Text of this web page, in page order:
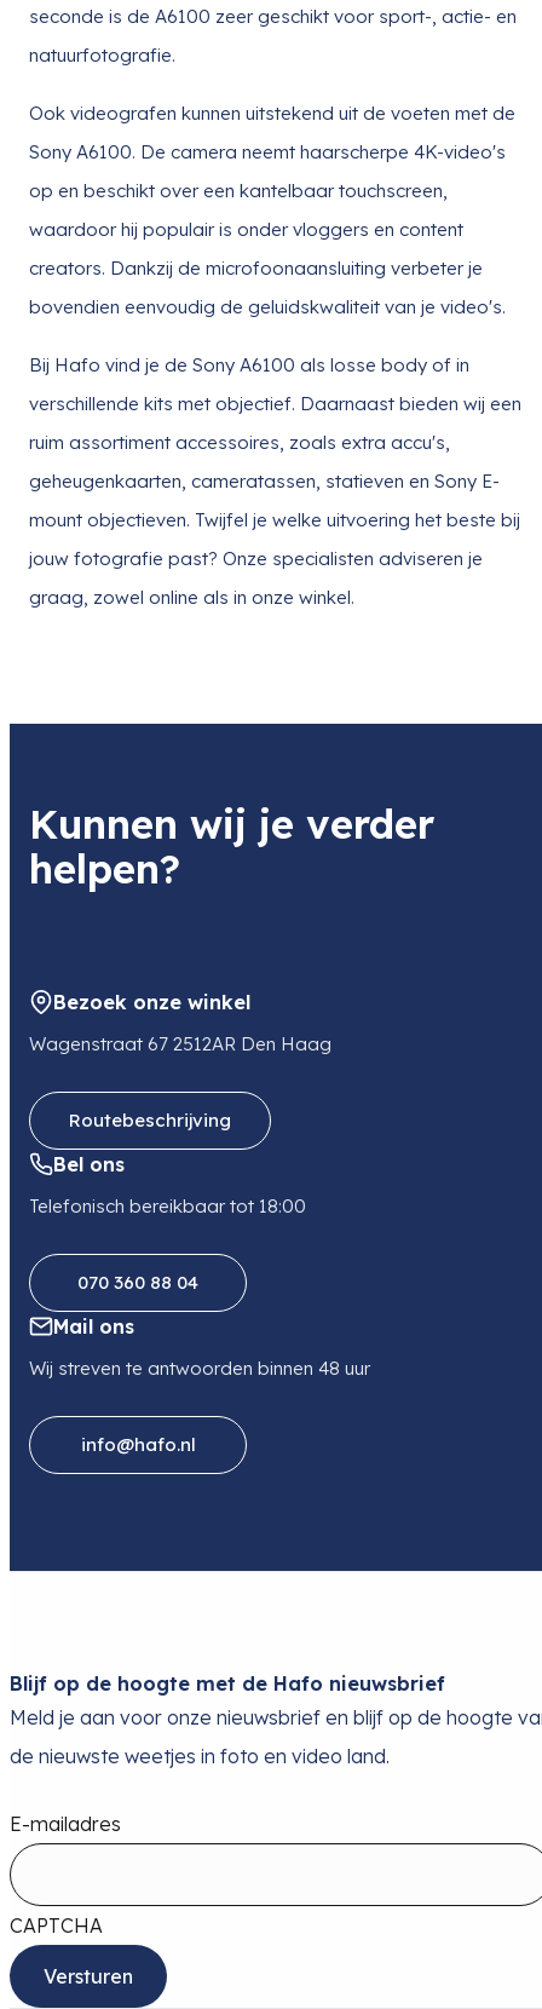
seconde is de A6100 zeer geschikt voor sport-, actie- en
natuurfotografie.
Ook videografen kunnen uitstekend uit de voeten met de
Sony A6100. De camera neemt haarscherpe 4K-video's
op en beschikt over een kantelbaar touchscreen,
waardoor hij populair is onder vloggers en content
creators. Dankzij de microfoonaansluiting verbeter je
bovendien eenvoudig de geluidskwaliteit van je video's.
Bij Hafo vind je de Sony A6100 als losse body of in
verschillende kits met objectief. Daarnaast bieden wij een
ruim assortiment accessoires, zoals extra accu's,
geheugenkaarten, cameratassen, statieven en Sony E-
mount objectieven. Twijfel je welke uitvoering het beste bij
jouw fotografie past? Onze specialisten adviseren je
graag, zowel online als in onze winkel.
Kunnen wij je verder
helpen?
Bezoek onze winkel
Wagenstraat 67 2512AR Den Haag
Routebeschrijving
Bel ons
Telefonisch bereikbaar tot 18:00
070 360 88 04
Mail ons
Wij streven te antwoorden binnen 48 uur
info@hafo.nl
Blijf op de hoogte met de Hafo nieuwsbrief
Meld je aan voor onze nieuwsbrief en blijf op de hoogte
de nieuwste weetjes in foto en video land.
E-mailadres
CAPTCHA